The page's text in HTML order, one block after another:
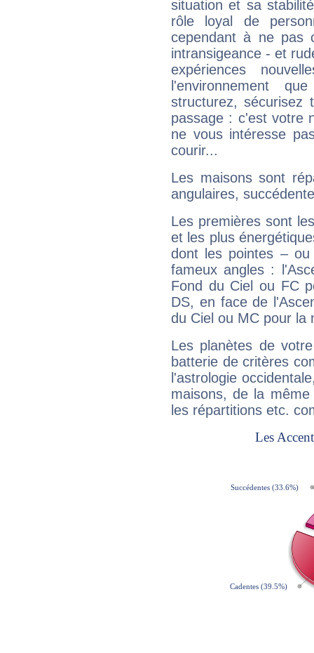
situation et sa
rôle loyal de
cependant à ne pas
intransigeance - et
expériences
l'environnement
structurez, sécurisez
passage : c'est votre
ne vous intéresse
courir...
Les maisons sont
angulaires,
Les premières sont
et les plus
dont les pointes –
fameux angles :
Fond du Ciel ou FC
DS, en face de
du Ciel ou MC pour la
Les planètes de
batterie de critères
l'astrologie
maisons, de la
les répartitions etc.